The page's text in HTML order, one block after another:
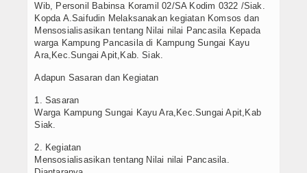
Wib, Personil Babinsa Koramil 02/SA Kodim 0322 /Siak.
Kopda A.Saifudin Melaksanakan kegiatan Komsos dan
Mensosialisasikan tentang Nilai nilai Pancasila Kepada
warga Kampung Pancasila di Kampung Sungai Kayu
Ara,Kec.Sungai Apit,Kab. Siak.
Adapun Sasaran dan Kegiatan
1. Sasaran
Warga Kampung Sungai Kayu Ara,Kec.Sungai Apit,Kab
Siak.
2. Kegiatan
Mensosialisasikan tentang Nilai nilai Pancasila.